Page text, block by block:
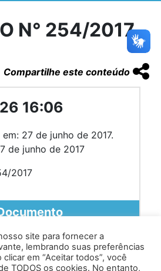
N° 254/2017
Compartilhe este conteúdo
16:06
27 de junho de 2017.
de junho de 2017
2017
site para fornecer a
lembrando suas preferências
em “Aceitar todos”, você
TODOS os cookies. No entanto,